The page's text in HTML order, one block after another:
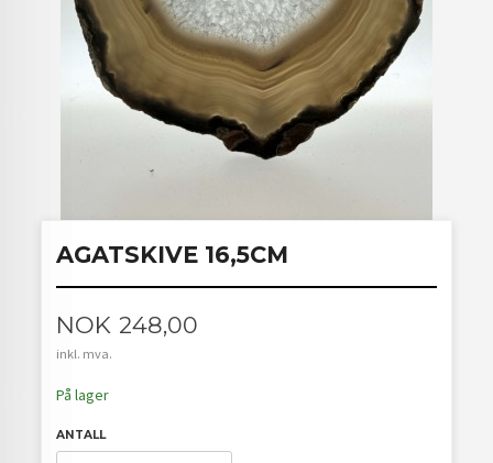
AGATSKIVE 16,5CM
Pris
NOK 248,00
inkl. mva.
På lager
ANTALL